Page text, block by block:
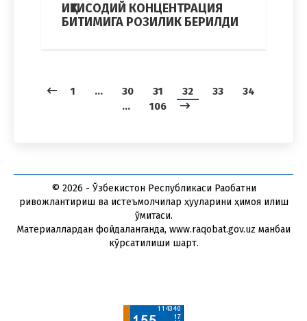
ИҚТИСОДИЙ КОНЦЕНТРАЦИЯ
БИТИМИГА РОЗИЛИК БЕРИЛДИ
1 … 30 31 32 33
34
…
106
© 2026 - Ўзбекистон Республикаси Рақобатни
ривожлантириш ва истеъмолчилар ҳуқуқларини ҳимоя қилиш
қўмитаси.
Материаллардан фойдаланганда, www.raqobat.gov.uz манбаи
кўрсатилиши шарт.